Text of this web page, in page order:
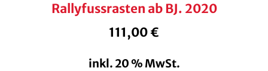
Rallyfussrasten ab BJ. 2020
111,00€
inkl. 20 % MwSt.